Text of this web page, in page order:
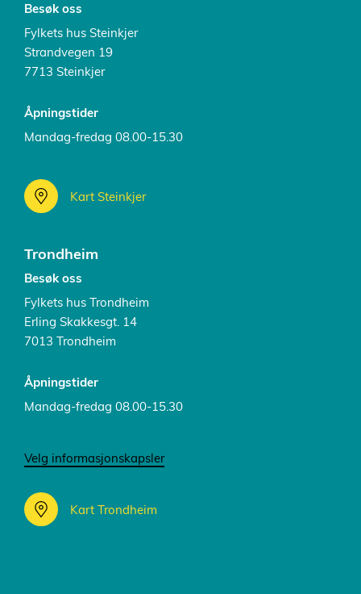
Besøk oss
Fylkets hus Steinkjer
Strandvegen 19
7713 Steinkjer
Åpningstider
Mandag-fredag 08.00-15.30
Kart Steinkjer
Trondheim
Besøk oss
Fylkets hus Trondheim
Erling Skakkesgt. 14
7013 Trondheim
Åpningstider
Mandag-fredag 08.00-15.30
Velg informasjonskapsler
Kart Trondheim